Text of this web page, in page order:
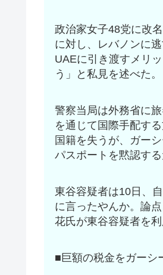
政治家女子48党に改
に対し、レバノンに
UAEに引き渡すメリ
う」と私見を述べた。
警察当局は外務省に
を通じて国際手配す
国籍を失うが、ガー
パスポートを黙認す
東谷容疑者は10日、
に言ったやんか。論
花氏が東谷容疑者を
■巨額の税金をガーシ